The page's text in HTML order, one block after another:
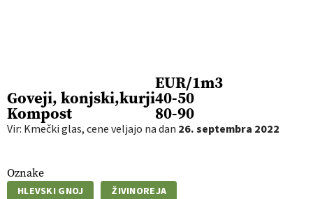
EUR/1m3
Goveji, konjski,kurji40-50
Kompost 80-90
Vir: Kmečki glas, cene veljajo na dan 26. septembra 2022
Oznake
HLEVSKI GNOJ ŽIVINOREJA